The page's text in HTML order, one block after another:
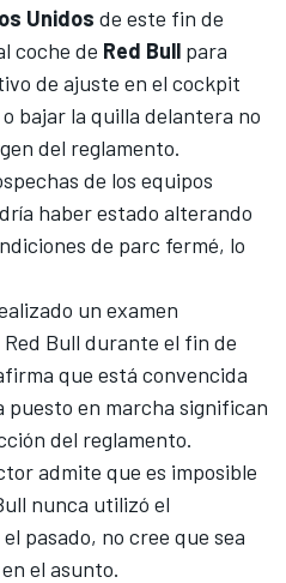
Unidos de este fin de
coche de Red Bull para
de ajuste en el cockpit
bajar la quilla delantera no
del reglamento.
de los equipos
haber estado alterando
de parc fermé, lo
un examen
Bull durante el fin de
que está convencida
puesto en marcha significan
del reglamento.
admite que es imposible
nunca utilizó el
pasado, no cree que sea
el asunto.